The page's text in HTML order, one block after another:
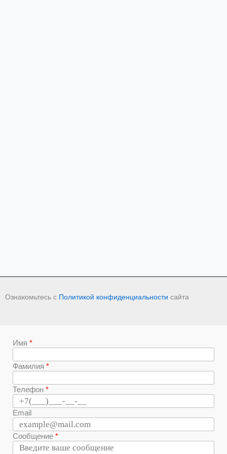
Ознакомьтесь с Политикой конфиденциальности сайта
Имя
Фамилия
Телефон
Email
Сообщение